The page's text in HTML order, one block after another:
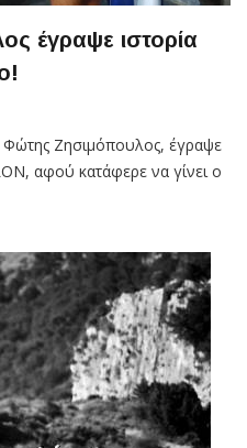
έγραψε ιστορία
Ζησιμόπουλος, έγραψε
αφού κατάφερε να γίνει ο